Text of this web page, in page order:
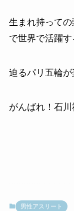
生まれ持って
で世界で活躍す
迫るパリ五輪が
がんばれ！石川
男性アスリート